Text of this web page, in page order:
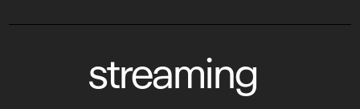
streaming